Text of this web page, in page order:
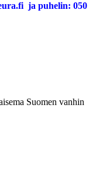
ja puhelin: 050
Suomen vanhin